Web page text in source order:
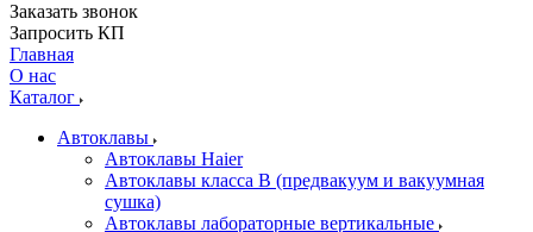
Заказать звонок
Запросить КП
Главная
О нас
Каталог
Автоклавы
Автоклавы Haier
Автоклавы класса B (предвакуум и вакуумная
сушка)
Автоклавы лабораторные вертикальные